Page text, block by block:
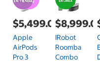
$5,499.00
Apple
AirPods
Pro 3
IRobot
Roomba
Combo